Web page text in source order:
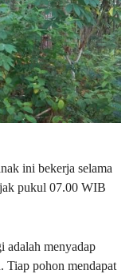
ini bekerja selama
pukul 07.00 WIB
adalah menyadap
Tiap pohon mendapat